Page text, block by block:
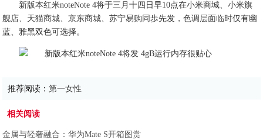
新版本红米noteNote 4将于三月十四日早10点在小米商城、小米旗
舰店、天猫商城、京东商城、苏宁易购同歩先发，色调层面临时仅有幽
蓝、雅黑双色可选择。
推荐阅读：第一女性
相关阅读
金属与轻奢融合：华为Mate S开箱图赏